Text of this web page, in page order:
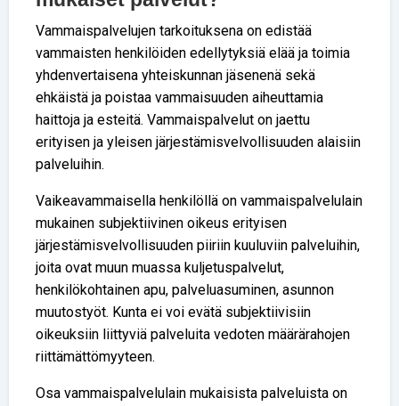
Vammaispalvelujen tarkoituksena on edistää
vammaisten henkilöiden edellytyksiä elää ja toimia
yhdenvertaisena yhteiskunnan jäsenenä sekä
ehkäistä ja poistaa vammaisuuden aiheuttamia
haittoja ja esteitä. Vammaispalvelut on jaettu
erityisen ja yleisen järjestämisvelvollisuuden alaisiin
palveluihin.
Vaikeavammaisella henkilöllä on vammaispalvelulain
mukainen subjektiivinen oikeus erityisen
järjestämisvelvollisuuden piiriin kuuluviin palveluihin,
joita ovat muun muassa kuljetuspalvelut,
henkilökohtainen apu, palveluasuminen, asunnon
muutostyöt. Kunta ei voi evätä subjektiivisiin
oikeuksiin liittyviä palveluita vedoten määrärahojen
riittämättömyyteen.
Osa vammaispalvelulain mukaisista palveluista on